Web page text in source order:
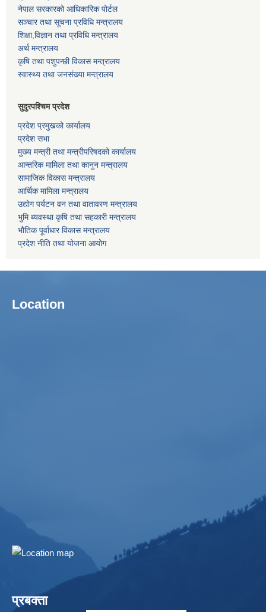
नेपाल सरकारको आधिकारिक पोर्टल
सञ्‍चार तथा सूचना प्रविधि मन्त्रालय
शिक्षा,विज्ञान तथा प्रविधि मन्त्रालय
अर्थ मन्त्रालय
कृषि तथा पशुपन्छी विकास मन्त्रालय
स्वास्थ्य तथा जनसंख्या मन्त्रालय
सुदुरपश्चिम प्रदेश
प्रदेश प्रमुखको कार्यालय
प्रदेश सभा
मुख्य मन्त्री तथा मन्त्रीपरिषदको कार्यालय
आन्तरिक मामिला तथा कानुन मन्त्रालय
सामाजिक विकास मन्त्रालय
आर्थिक मामिला मन्त्रालय
उद्याेग पर्यटन वन तथा वातावरण मन्त्रालय
भुमि ब्यवस्था कृषि तथा सहकारी मन्त्रालय
भाैतिक पूर्वाधार विकास मन्त्रालय
प्रदेश नीति तथा योजना आयोग
Location
प्रबक्ता